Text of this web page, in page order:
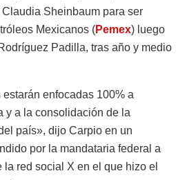
Sheinbaum para ser
Mexicanos (Pemex) luego
Padilla, tras año y medio
enfocadas 100% a
y a la consolidación de la
país», dijo Carpio en un
por la mandataria federal a
la red social X en el que hizo el